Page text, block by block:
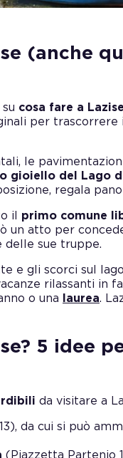
(anche
cosa fare a Lazise
per
le
gioiello del Lago
regala
il primo comune
un atto per
delle sue truppe.
e gli scorci sul
rilassanti in
o una
laurea.
5 idee
da visitare a
da cui si può
(Piazzetta Partenio